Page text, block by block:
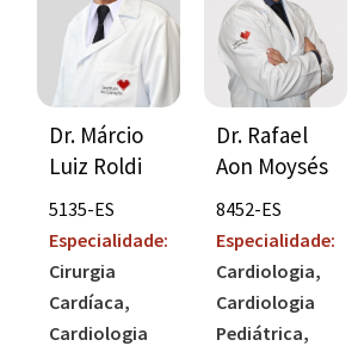
Dr. Márcio
Luiz Roldi
5135-ES
Especialidade:
Cirurgia
Cardíaca
Cardiologia
Dr. Rafael
Aon Moysés
8452-ES
Especialidade:
Cardiologia
Cardiologia
Pediátrica